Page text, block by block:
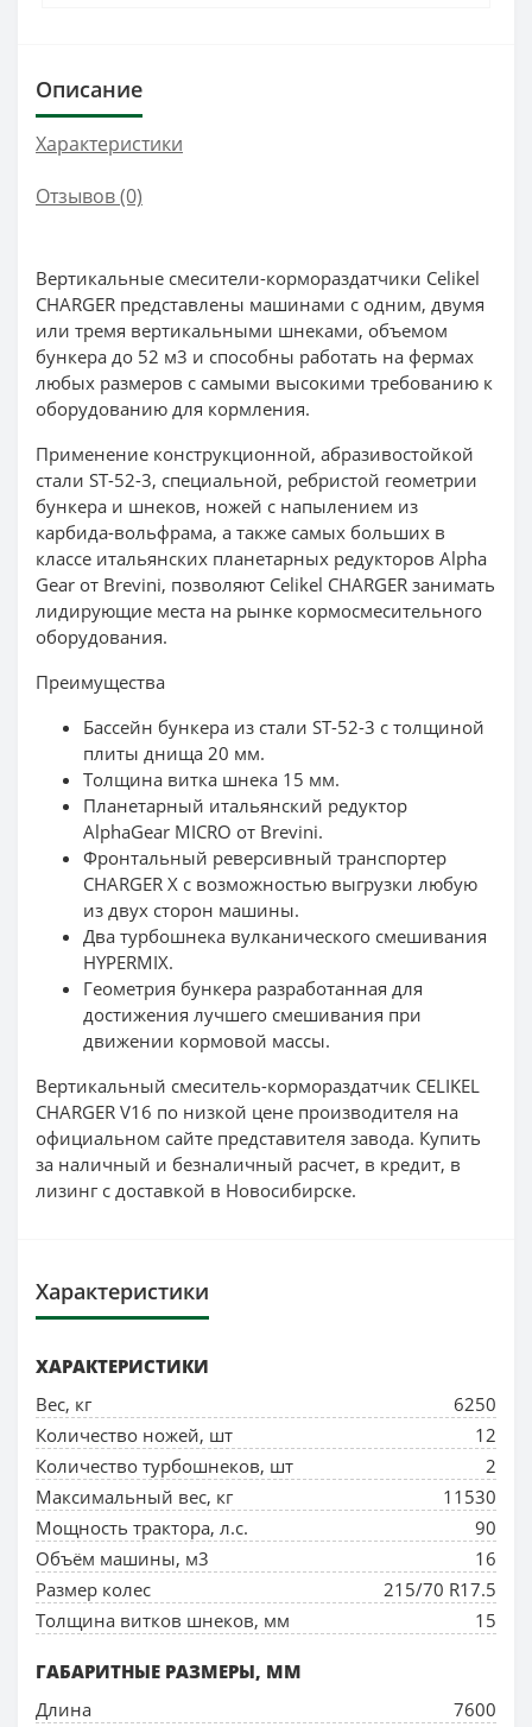
Описание
Характеристики
Отзывов (0)
Вертикальные смесители-кормораздатчики Celikel
CHARGER представлены машинами с одним, двумя
или тремя вертикальными шнеками, объемом
бункера до 52 м3 и способны работать на фермах
любых размеров с самыми высокими требованию к
оборудованию для кормления.
Применение конструкционной, абразивостойкой
стали ST-52-3, специальной, ребристой геометрии
бункера и шнеков, ножей с напылением из
карбида-вольфрама, а также самых больших в
классе итальянских планетарных редукторов Alpha
Gear от Brevini, позволяют Celikel CHARGER занимать
лидирующие места на рынке кормосмесительного
оборудования.
Преимущества
Бассейн бункера из стали ST-52-3 с толщиной
плиты днища 20 мм.
Толщина витка шнека 15 мм.
Планетарный итальянский редуктор
AlphaGear MICRO от Brevini.
Фронтальный реверсивный транспортер
CHARGER X с возможностью выгрузки любую
из двух сторон машины.
Два турбошнека вулканического смешивания
HYPERMIX.
Геометрия бункера разработанная для
достижения лучшего смешивания при
движении кормовой массы.
Вертикальный смеситель-кормораздатчик CELIKEL
CHARGER V16 по низкой цене производителя на
официальном сайте представителя завода. Купить
за наличный и безналичный расчет, в кредит, в
лизинг с доставкой в Новосибирске.
Характеристики
ХАРАКТЕРИСТИКИ
Вес, кг
6250
Количество ножей, шт
12
Количество турбошнеков, шт
2
Максимальный вес, кг
11530
Мощность трактора, л.с.
90
Объём машины, м3
16
Размер колес
215/70 R17.5
Толщина витков шнеков, мм
15
ГАБАРИТНЫЕ РАЗМЕРЫ, ММ
Длина
7600